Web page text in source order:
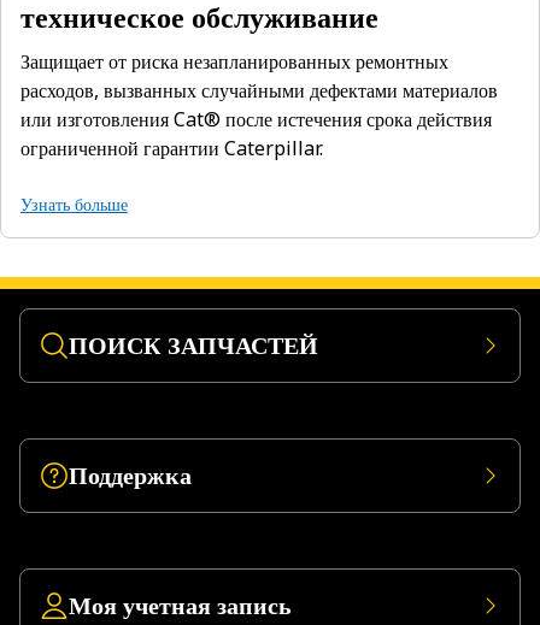
техническое обслуживание
Защищает от риска незапланированных ремонтных
расходов, вызванных случайными дефектами материалов
или изготовления Cat® после истечения срока действия
ограниченной гарантии Caterpillar.
Узнать больше
ПОИСК ЗАПЧАСТЕЙ
Поддержка
Моя учетная запись